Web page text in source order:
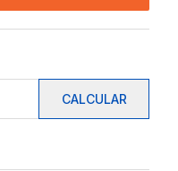
CALCULAR